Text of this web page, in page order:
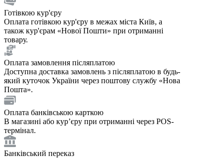
Готівкою кур'єру
Оплата готівкою кур'єру в межах міста Київ, а
також кур'єрам «Нової Пошти» при отриманні
товару.
Оплата замовлення післяплатою
Доступна доставка замовлень з післяплатою в будь-
який куточок України через поштову службу «Нова
Пошта».
Оплата банківською карткою
В магазині або курʼєру при отриманні через POS-
термінал.
Банківський переказ